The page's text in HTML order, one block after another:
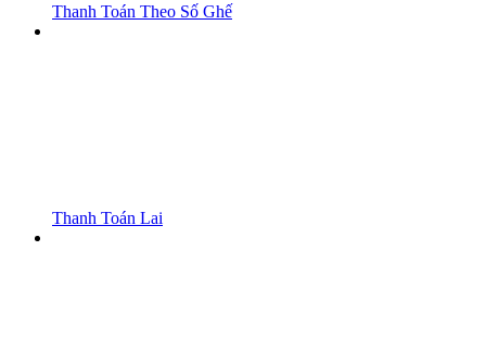
Thanh Toán Theo Số Ghế
Thanh Toán Lai